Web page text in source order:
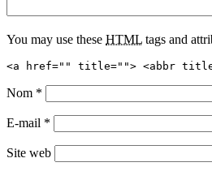
You may use these HTML tags and
<a href="" title=""> <abbr
Nom *
E-mail *
Site web